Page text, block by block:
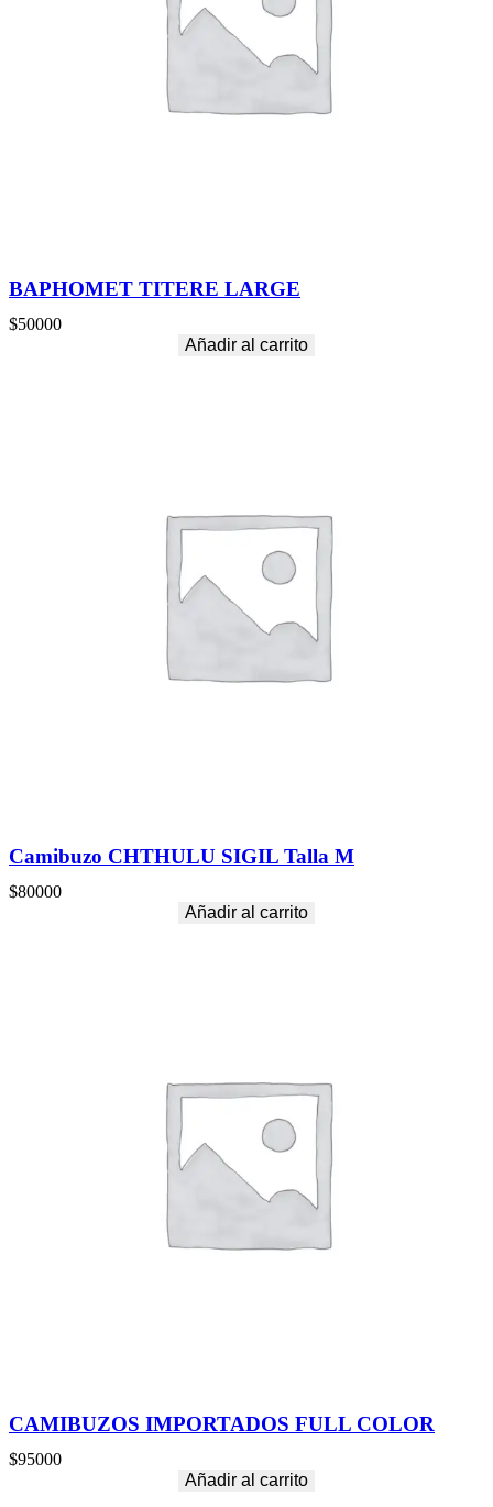
BAPHOMET TITERE LARGE
$50000
Añadir al carrito
Camibuzo CHTHULU SIGIL Talla M
$80000
Añadir al carrito
CAMIBUZOS IMPORTADOS FULL COLOR
$95000
Añadir al carrito